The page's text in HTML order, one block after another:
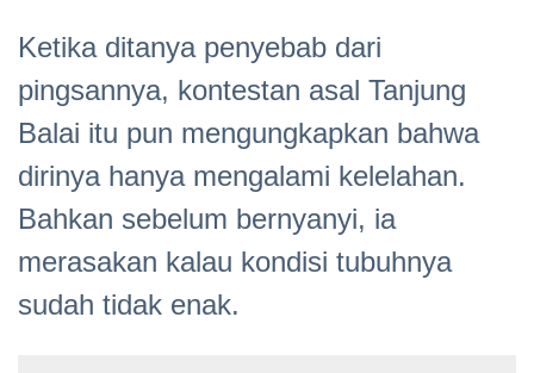
Ketika ditanya penyebab dari
pingsannya, kontestan asal Tanjung
Balai itu pun mengungkapkan bahwa
dirinya hanya mengalami kelelahan.
Bahkan sebelum bernyanyi, ia
merasakan kalau kondisi tubuhnya
sudah tidak enak.